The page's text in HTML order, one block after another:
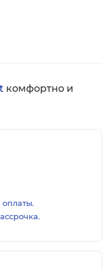
комфортно и